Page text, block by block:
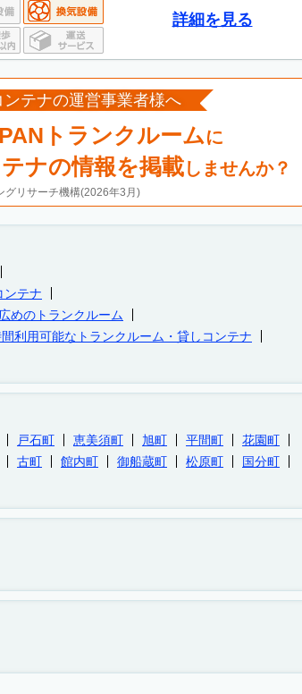
詳細を見る
ンテナの運営事業者様へ
トランクルームに
ナの情報を掲載しませんか？
リサーチ機構(2026年3月)
ンテナ
めのトランクルーム
利用可能なトランクルーム・貸しコンテナ
戸石町 恵美須町 旭町 平間町
花園町
古町 館内町 御船蔵町 松原町
国分町